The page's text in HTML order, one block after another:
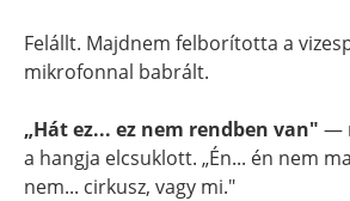
Felállt. Majdnem felborította a
mikrofonnal babrált.
„Hát ez... ez nem rendben van" —
a hangja elcsuklott. „Én... én nem
nem... cirkusz, vagy mi."